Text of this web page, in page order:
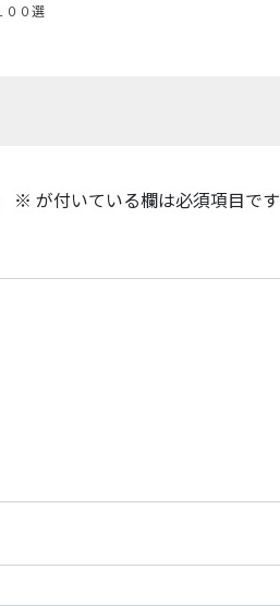
００選
※ が付いている欄は必須項目です